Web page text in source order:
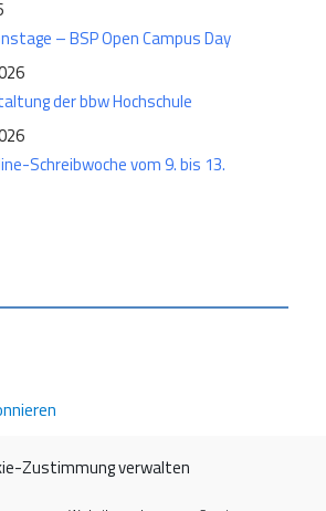
Zustimmung verwalten
– BSP Open Campus Day
der bbw Hochschule
Schreibwoche vom 9. bis 13.